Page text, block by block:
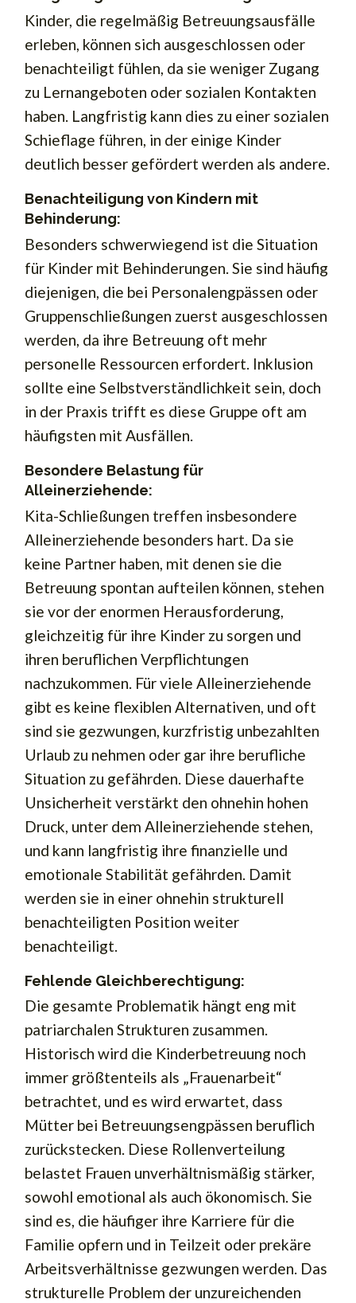
Kinder, die regelmäßig Betreuungsausfälle
erleben, können sich ausgeschlossen oder
benachteiligt fühlen, da sie weniger Zugang
zu Lernangeboten oder sozialen Kontakten
haben. Langfristig kann dies zu einer sozialen
Schieflage führen, in der einige Kinder
deutlich besser gefördert werden als andere.
Benachteiligung von Kindern mit
Behinderung:
Besonders schwerwiegend ist die Situation
für Kinder mit Behinderungen. Sie sind häufig
diejenigen, die bei Personalengpässen oder
Gruppenschließungen zuerst ausgeschlossen
werden, da ihre Betreuung oft mehr
personelle Ressourcen erfordert. Inklusion
sollte eine Selbstverständlichkeit sein, doch
in der Praxis trifft es diese Gruppe oft am
häufigsten mit Ausfällen.
Besondere Belastung für
Alleinerziehende:
Kita-Schließungen treffen insbesondere
Alleinerziehende besonders hart. Da sie
keine Partner haben, mit denen sie die
Betreuung spontan aufteilen können, stehen
sie vor der enormen Herausforderung,
gleichzeitig für ihre Kinder zu sorgen und
ihren beruflichen Verpflichtungen
nachzukommen. Für viele Alleinerziehende
gibt es keine flexiblen Alternativen, und oft
sind sie gezwungen, kurzfristig unbezahlten
Urlaub zu nehmen oder gar ihre berufliche
Situation zu gefährden. Diese dauerhafte
Unsicherheit verstärkt den ohnehin hohen
Druck, unter dem Alleinerziehende stehen,
und kann langfristig ihre finanzielle und
emotionale Stabilität gefährden. Damit
werden sie in einer ohnehin strukturell
benachteiligten Position weiter
benachteiligt.
Fehlende Gleichberechtigung:
Die gesamte Problematik hängt eng mit
patriarchalen Strukturen zusammen.
Historisch wird die Kinderbetreuung noch
immer größtenteils als „Frauenarbeit“
betrachtet, und es wird erwartet, dass
Mütter bei Betreuungsengpässen beruflich
zurückstecken. Diese Rollenverteilung
belastet Frauen unverhältnismäßig stärker,
sowohl emotional als auch ökonomisch. Sie
sind es, die häufiger ihre Karriere für die
Familie opfern und in Teilzeit oder prekäre
Arbeitsverhältnisse gezwungen werden. Das
strukturelle Problem der unzureichenden